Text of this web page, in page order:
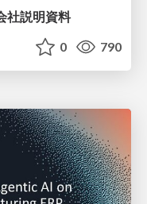
社説明資料
0 790